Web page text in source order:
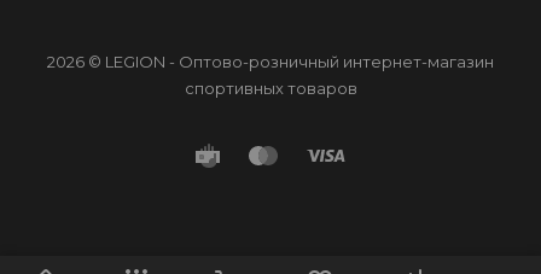
2026 © LEGION - Оптово-розничный интернет-магазин
спортивных товаров